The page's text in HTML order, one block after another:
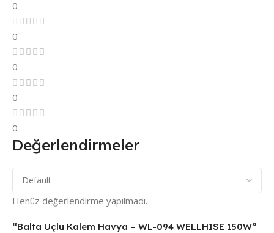
0
0
0
0
0
Değerlendirmeler
Henüz değerlendirme yapılmadı.
“Balta Uçlu Kalem Havya – WL-094 WELLHISE 150W”